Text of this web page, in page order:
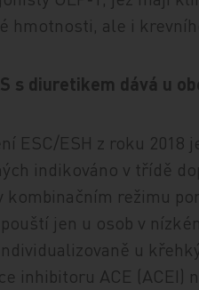
hmotnosti, ale i
s diuretikem dává u
ESC/ESH z roku 2018
indikováno v třídě
kombinačním režimu
jen u osob v
u
inhibitoru ACE (ACEI)